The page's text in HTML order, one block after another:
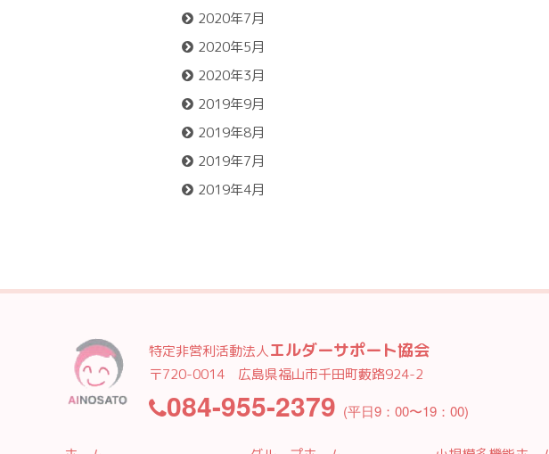
2020年7月
2020年5月
2020年3月
2019年9月
2019年8月
2019年7月
2019年4月
特定非営利活動法人エルダーサポート協会
〒720-0014 広島県福山市千田町藪路924-2
084-955-2379 (平日9：00〜19：00)